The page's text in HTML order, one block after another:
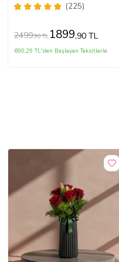
Lotus Çiçeği Kolye
(225)
2499,90 TL 1899,90 TL
690,29 TL'den Başlayan Taksitlerle